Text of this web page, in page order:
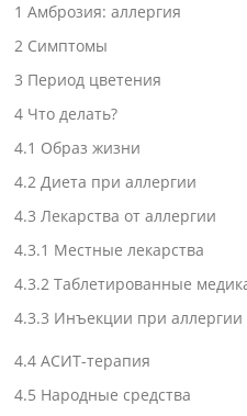
1 Амброзия: аллергия
2 Симптомы
3 Период цветения
4 Что делать?
4.1 Образ жизни
4.2 Диета при аллергии
4.3 Лекарства от аллергии
4.3.1 Местные лекарства
4.3.2 Таблетированные
4.3.3 Инъекции при аллергии
4.4 АСИТ-терапия
4.5 Народные средства